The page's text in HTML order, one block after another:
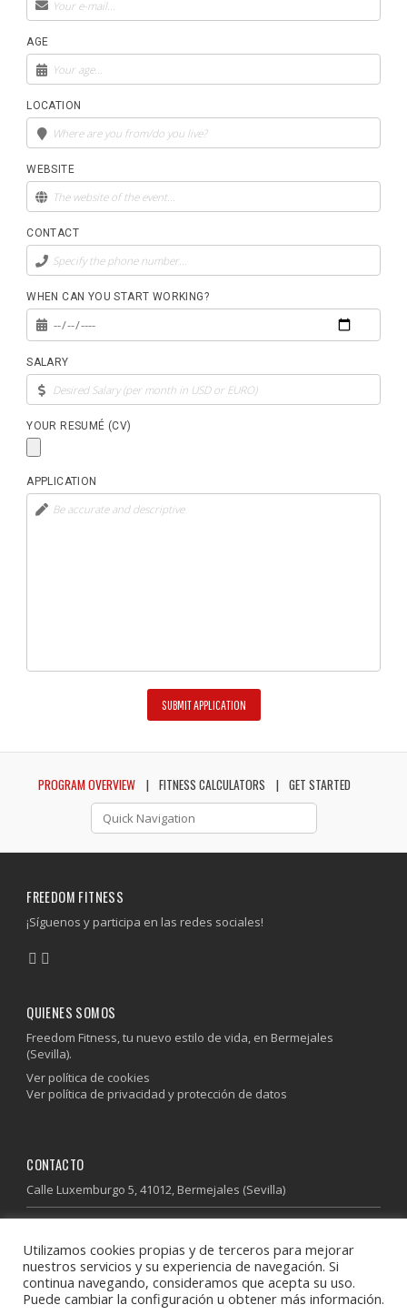
AGE
LOCATION
WEBSITE
CONTACT
WHEN CAN YOU START WORKING?
SALARY
YOUR RESUMÉ (CV)
APPLICATION
PROGRAM OVERVIEW FITNESS CALCULATORS GET STARTED
FREEDOM FITNESS
¡Síguenos y participa en las redes sociales!
QUIENES SOMOS
Freedom Fitness, tu nuevo estilo de vida, en Bermejales
(Sevilla).
Ver política de cookies
Ver política de privacidad y protección de datos
CONTACTO
Calle Luxemburgo 5, 41012, Bermejales (Sevilla)
600 41 13 41
info@freedomfitness.es
Descubre donde estamos
Utilizamos cookies propias y de terceros para mejorar
nuestros servicios y su experiencia de navegación. Si
continua navegando, consideramos que acepta su uso.
Puede cambiar la configuración u obtener más información.